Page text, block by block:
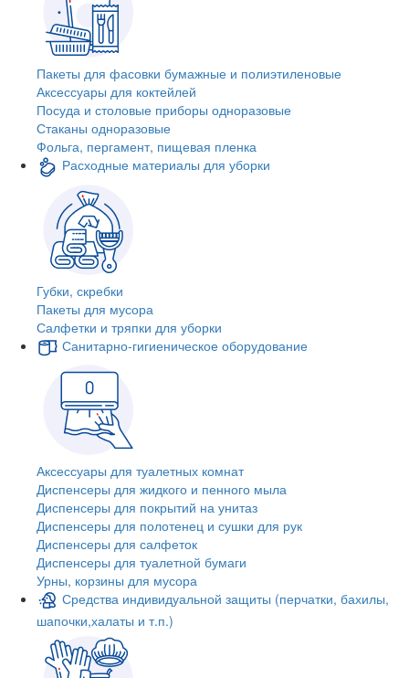
Пакеты для фасовки бумажные и полиэтиленовые
Аксессуары для коктейлей
Посуда и столовые приборы одноразовые
Стаканы одноразовые
Фольга, пергамент, пищевая пленка
Расходные материалы для уборки
Губки, скребки
Пакеты для мусора
Салфетки и тряпки для уборки
Санитарно-гигиеническое оборудование
Аксессуары для туалетных комнат
Диспенсеры для жидкого и пенного мыла
Диспенсеры для покрытий на унитаз
Диспенсеры для полотенец и сушки для рук
Диспенсеры для салфеток
Диспенсеры для туалетной бумаги
Урны, корзины для мусора
Средства индивидуальной защиты (перчатки, бахилы,
шапочки,халаты и т.п.)